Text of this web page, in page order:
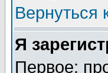
Вернуться
Я
Первое: